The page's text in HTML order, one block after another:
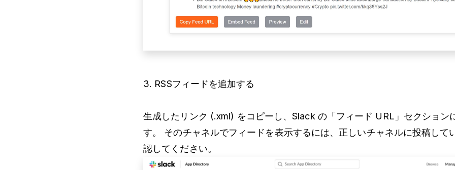
3. RSSフィードを追加する
生成したリンク (.xml) をコピーし、Slack の「フィード URL」セクション
す。 そのチャネルでフィードを表示するには、正しいチャネルに投稿して
認してください。